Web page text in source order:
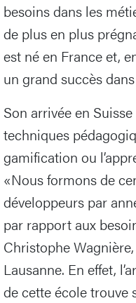
besoins dans les
de plus en plus
est né en France et,
un grand succès
Son arrivée en
techniques
gamification ou
«Nous formons de
développeurs par
par rapport aux
Christophe
Lausanne. En effet,
de cette école trouve